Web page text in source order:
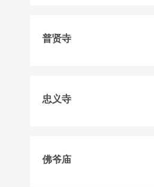
普贤寺
忠义寺
佛爷庙